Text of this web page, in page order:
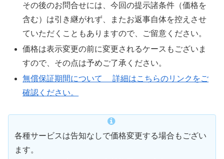
その後のお問合せには、今回の提示諸条件（価格を
含む）は引き継がれず、またお返事自体を控えさせ
ていただくこともありますので、ご留意ください。
価格は表示変更の前に変更されるケースもございま
すので、その点は予めご了承ください。
無償保証期間について 詳細はこちらのリンクをご
確認ください。
各種サービスは告知なしで価格変更する場合もござい
ます。